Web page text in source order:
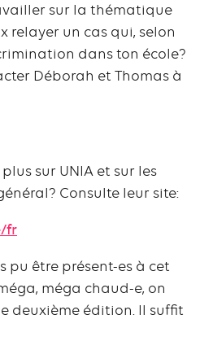
sur la thématique
relayer un cas qui, selon
dans ton école?
Déborah et Thomas à
sur UNIA et sur les
Consulte leur site:
fr
pu être présent-es à cet
méga chaud-e, on
deuxième édition. Il suffit